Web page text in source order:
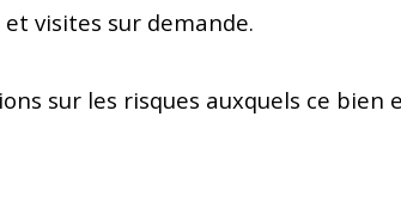
visites sur demande.
sur les risques auxquels ce